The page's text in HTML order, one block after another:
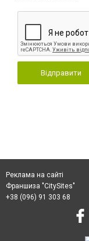
Відправити
Реклама на сайті
Франшиза "CitySites"
+38 (096) 91 303 68